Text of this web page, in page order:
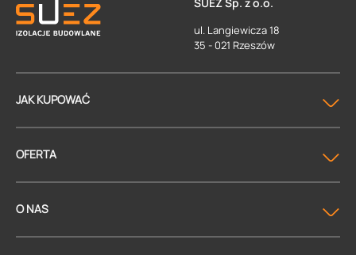
ul. Langiewicza 18
35 - 021 Rzeszów
JAK KUPOWAĆ
OFERTA
O NAS